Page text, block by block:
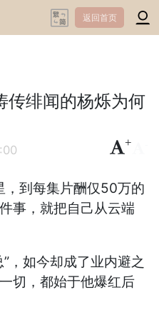
返回首页
传绯闻的杨烁为何
+
到每集片酬仅50万的
事，就把自己从云端
，如今却成了业内避之
切，都始于他爆红后